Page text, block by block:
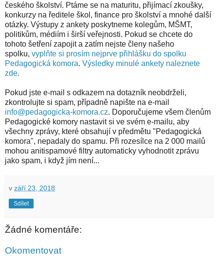
českého školství. Ptáme se na maturitu, přijímací zkoušky,
konkurzy na ředitele škol, finance pro školství a mnohé další
otázky. Výstupy z ankety poskytneme kolegům, MŠMT,
politikům, médiím i širší veřejnosti. Pokud se chcete do
tohoto šetření zapojit a zatím nejste členy našeho
spolku, vyplňte si prosím nejprve přihlášku do spolku
Pedagogická komora. Výsledky minulé ankety naleznete
zde.
Pokud jste e-mail s odkazem na dotazník neobdrželi,
zkontrolujte si spam, případně napište na e-mail
info@pedagogicka-komora.cz. Doporučujeme všem členům
Pedagogické komory nastavit si ve svém e-mailu, aby
všechny zprávy, které obsahují v předmětu "Pedagogická
komora", nepadaly do spamu. Při rozesílce na 2 000 mailů
mohou anitispamové filtry automaticky vyhodnotit zprávu
jako spam, i když jím není...
v září 23, 2018
Sdílet
Žádné komentáře:
Okomentovat